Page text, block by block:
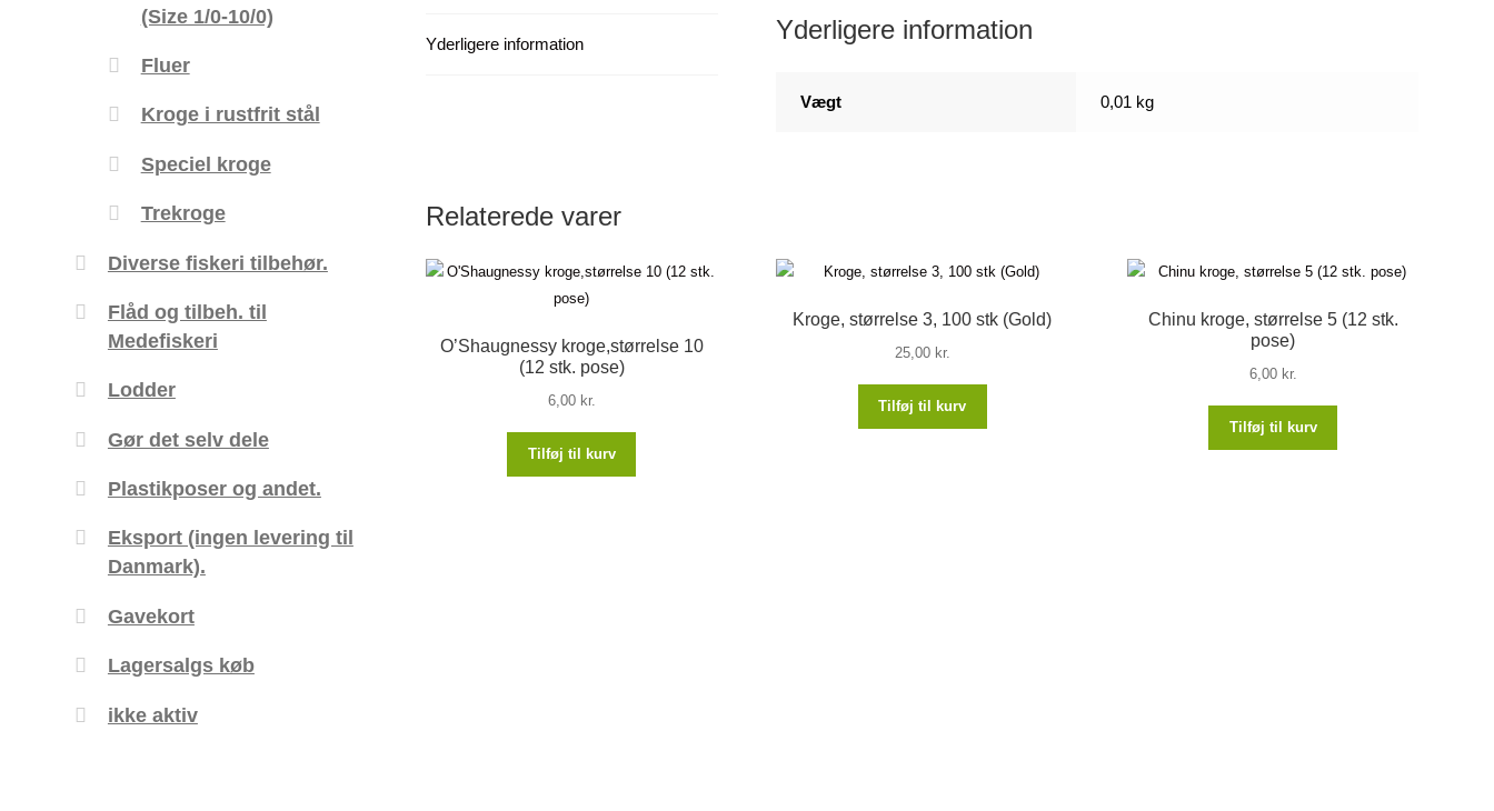
Yderligere information Yderligere information
Vægt 0,01 kg
Relaterede varer
O’Shaugnessy kroge,størrelse 10
(12 stk. pose)
6,00 kr.
Tilføj til kurv
Kroge, størrelse 3, 100 stk (Gold)
25,00 kr.
Tilføj til kurv
Chinu kroge, størrelse 5 (12 stk.
pose)
6,00 kr.
Tilføj til kurv
(Size 1/0-10/0)
Fluer
Kroge i rustfrit stål
Speciel kroge
Trekroge
Diverse fiskeri tilbehør.
Flåd og tilbeh. til
Medefiskeri
Lodder
Gør det selv dele
Plastikposer og andet.
Eksport (ingen levering til
Danmark).
Gavekort
Lagersalgs køb
ikke aktiv